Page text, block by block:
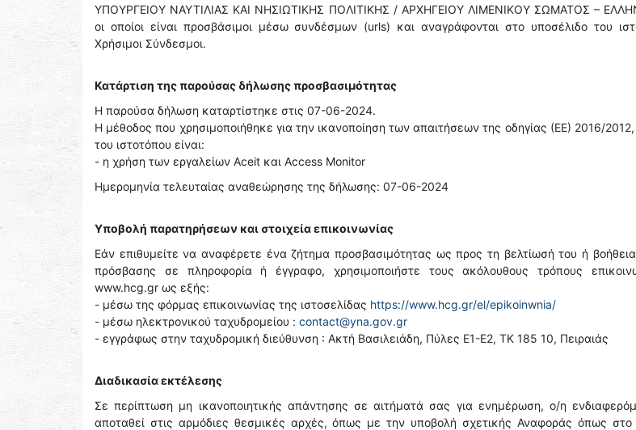
ΥΠΟΥΡΓΕΙΟΥ ΝΑΥΤΙΛΙΑΣ ΚΑΙ ΝΗΣΙΩΤΙΚΗΣ ΠΟΛΙΤΙΚΗΣ / ΑΡΧΗΓΕΙΟΥ ΛΙΜΕΝΙΚΟΥ ΣΩΜΑΤΟΣ –
οι οποίοι είναι προσβάσιμοι μέσω συνδέσμων (urls) και αναγράφονται στο υποσέλιδο του
Χρήσιμοι Σύνδεσμοι.
Κατάρτιση της παρούσας δήλωσης προσβασιμότητας
Η παρούσα δήλωση καταρτίστηκε στις 07-06-2024.
Η μέθοδος που χρησιμοποιήθηκε για την ικανοποίηση των απαιτήσεων της οδηγίας (ΕΕ) 2016/
του ιστοτόπου είναι:
- η χρήση των εργαλείων Aceit και Access Monitor
Ημερομηνία τελευταίας αναθεώρησης της δήλωσης: 07-06-2024
Υποβολή παρατηρήσεων και στοιχεία επικοινωνίας
Εάν επιθυμείτε να αναφέρετε ένα ζήτημα προσβασιμότητας ως προς τη βελτίωσή του ή
πρόσβασης σε πληροφορία ή έγγραφο, χρησιμοποιήστε τους ακόλουθους τρόπους
www.hcg.gr ως εξής:
- μέσω της φόρμας επικοινωνίας της ιστοσελίδας https://www.hcg.gr/el/epikoinwnia/
- μέσω ηλεκτρονικού ταχυδρομείου : contact@yna.gov.gr
- εγγράφως στην ταχυδρομική διεύθυνση : Ακτή Βασιλειάδη, Πύλες Ε1-Ε2, ΤΚ 185 10, Πειραιάς
Διαδικασία εκτέλεσης
Σε περίπτωση μη ικανοποιητικής απάντησης σε αιτήματά σας για ενημέρωση, ο/η
αποταθεί στις αρμόδιες θεσμικές αρχές, όπως με την υποβολή σχετικής Αναφοράς όπως στο